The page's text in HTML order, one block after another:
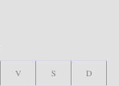
V S D